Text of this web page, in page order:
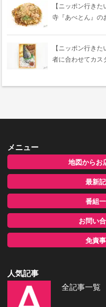
【ニッポン行き
寺『あべとん』の
【ニッポン行き
者に合わせてカス
メニュー
地図からお
最新
番組
お問い
免責
人気記事
全記事一覧